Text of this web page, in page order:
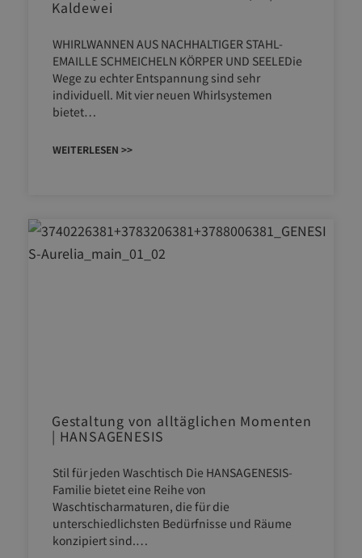
Kaldewei
WHIRLWANNEN AUS NACHHALTIGER STAHL-
EMAILLE SCHMEICHELN KÖRPER UND SEELEDie
Wege zu echter Entspannung sind sehr
individuell. Mit vier neuen Whirlsystemen
bietet…
WEITERLESEN >>
Gestaltung von alltäglichen Momenten
| HANSAGENESIS
Stil für jeden Waschtisch Die HANSAGENESIS-
Familie bietet eine Reihe von
Waschtischarmaturen, die für die
unterschiedlichsten Bedürfnisse und Räume
konzipiert sind.…